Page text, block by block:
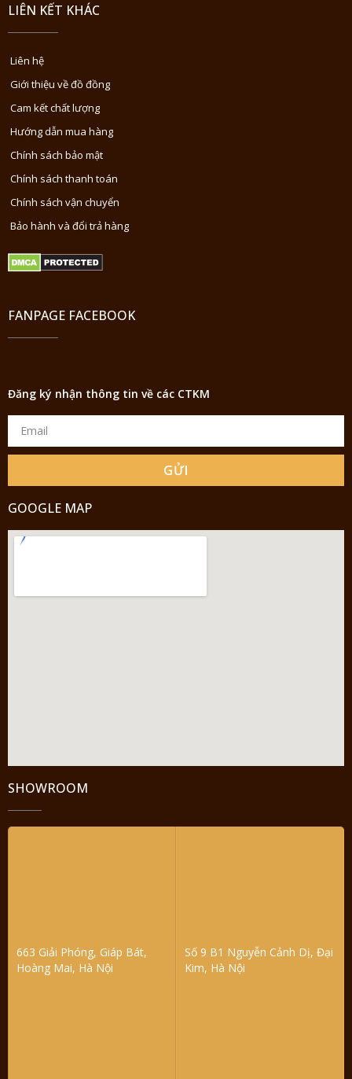
LIÊN KẾT KHÁC
Liên hệ
Giới thiệu về đồ đồng
Cam kết chất lượng
Hướng dẫn mua hàng
Chính sách bảo mật
Chính sách thanh toán
Chính sách vận chuyển
Bảo hành và đổi trả hàng
FANPAGE FACEBOOK
Đăng ký nhận thông tin về các CTKM
GỬI
GOOGLE MAP
SHOWROOM
663 Giải Phóng, Giáp Bát,
Hoàng Mai, Hà Nội
Số 9 B1 Nguyễn Cảnh Dị, Đại
Kim, Hà Nội